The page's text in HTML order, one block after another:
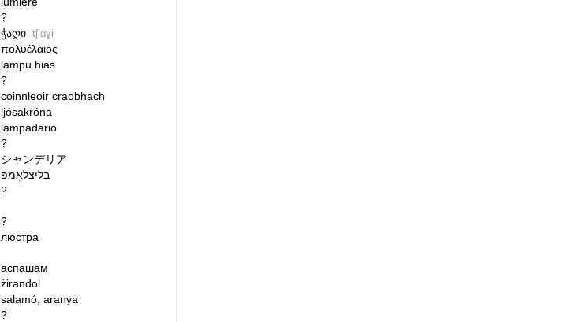
?
ჭაღი tʃʼɑɣi
πολυέλαιος
lampu hias
?
coinnleoir craobhach
ljósakróna
lampadario
?
シャンデリア
בליצלאָמפּ
?
?
люстра
аспашам
żirandol
salamó, aranya
?